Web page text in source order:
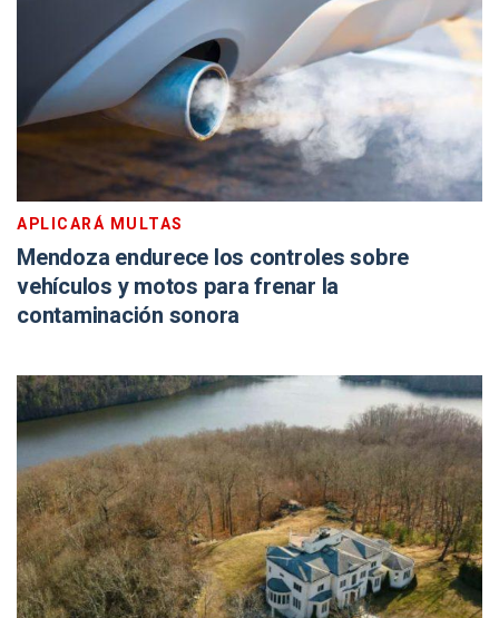
APLICARÁ MULTAS
Mendoza endurece los controles sobre
vehículos y motos para frenar la
contaminación sonora